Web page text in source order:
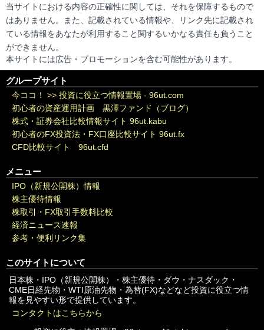
当サイトにおける内容の正確性に関しては、それを保障するもので
はありません。また、記載されている情報や、リンク先に記載され
ている情報をあなたが利用すること関するいかなる責任も負うこと
ができません。
本サイトには広告・プロモーションを含む可能性があります。
グループサイト
今ココ！ >> 投資に役立つ情報置場 - 96ut.com
初心者の資産運用計画 黒澤ファンド（ブログ）
株式・証券会社比較情報サイト 96ut.kabu
初心者のFX投資法・FX口座比較サイト 96ut.fx
CFD比較サイト 96ut.cfd
メニュー
IPO（新規公開株）情報
株主優待情報
株取引・FX取引手数料比較
経済ニュース速報
参考・便利リンク集
このサイトについて
日本株・IPO（新規公開株）・株主優待・ダウ・ナスダック・
CME日経先物・WTI原油先物・為替(FX)などなど投資に役立つ情
報を見やすい形で提供しています。
コンタクトはこちらから